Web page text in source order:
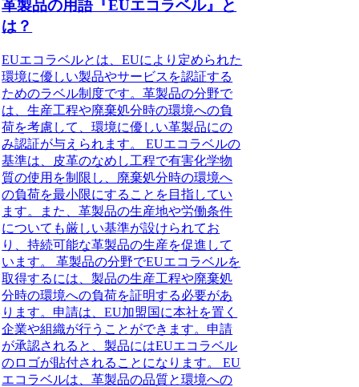
革製品の用語『EUエコラベル』と
は？
EUエコラベルとは、EUにより定められた
環境に優しい製品やサービスを認証する
ためのラベル制度です。革製品の分野で
は、生産工程や廃棄処分時の環境への負
荷を考慮して、環境に優しい革製品にの
み認証が与えられます。 EUエコラベルの
基準は、皮革のなめし工程で有害化学物
質の使用を制限し、廃棄処分時の環境へ
の負荷を最小限にすることを目指してい
ます。また、革製品の生産地や労働条件
についても厳しい基準が設けられてお
り、持続可能な革製品の生産を促進して
います。 革製品の分野でEUエコラベルを
取得するには、製品の生産工程や廃棄処
分時の環境への負荷を証明する必要があ
ります。申請は、EU加盟国に本社を置く
企業や組織が行うことができます。申請
が承認されると、製品にはEUエコラベル
のロゴが貼付されることになります。 EU
エコラベルは、革製品の品質と環境への